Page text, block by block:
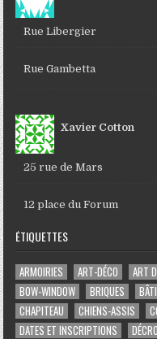
Rue Libergier
Rue Gambetta
Xavier Cotton
25 rue de Mars
12 place du Forum
ÉTIQUETTES
ARMOIRIES ART-DÉCO ART
BOW-WINDOW
BRIQUES
CHAPITEAU
CHIENS-ASSIS
DATES ET INSCRIPTIONS